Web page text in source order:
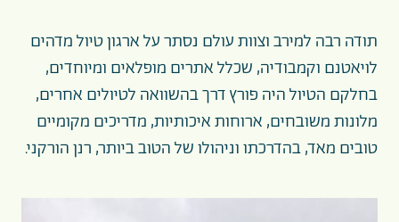
תודה רבה למירב וצוות עולם נסתר על ארגון טיול מדהים
לויאטנם וקמבודיה, שכלל אתרים מופלאים ומיוחדים,
בחלקם הטיול היה פורץ דרך בהשוואה לטיולים אחרים,
מלונות משובחים, ארוחות איכותיות, מדריכים מקומיים
טובים מאד, בהדרכתו וניהולו של הטוב ביותר, רנן הורקני.